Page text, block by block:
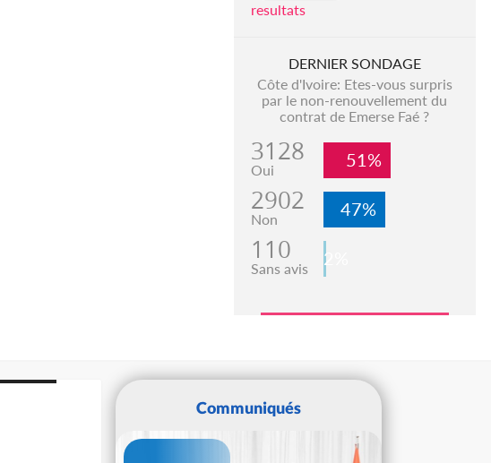
resultats
DERNIER SONDAGE
Côte d'Ivoire: Etes-vous surpris
par le non-renouvellement du
contrat de Emerse Faé ?
3128
Oui 51%
2902
Non 47%
110
Sans avis 2%
Communiqués